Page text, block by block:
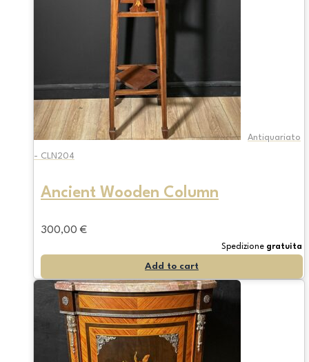
Antiquariato
- CLN204
Ancient Wooden Column
300,00 €
Spedizione gratuita
Add to cart